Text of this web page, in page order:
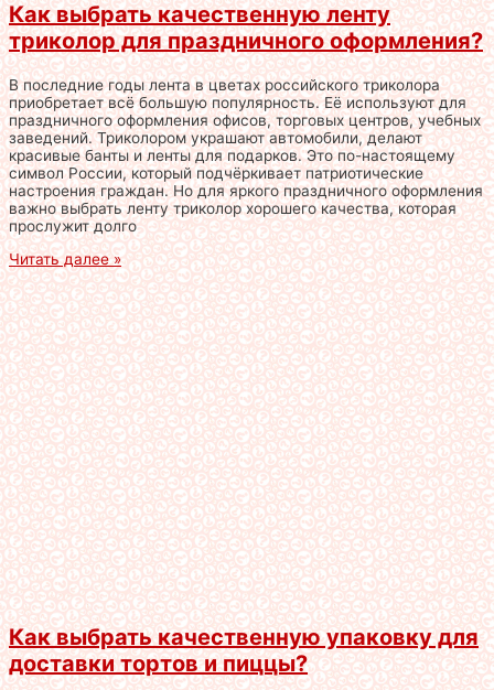
Как выбрать качественную ленту
триколор для праздничного оформления?
В последние годы лента в цветах российского триколора
приобретает всё большую популярность. Её используют для
праздничного оформления офисов, торговых центров, учебных
заведений. Триколором украшают автомобили, делают
красивые банты и ленты для подарков. Это по-настоящему
символ России, который подчёркивает патриотические
настроения граждан. Но для яркого праздничного оформления
важно выбрать ленту триколор хорошего качества, которая
прослужит долго
Читать далее »
Как выбрать качественную упаковку для
доставки тортов и пиццы?